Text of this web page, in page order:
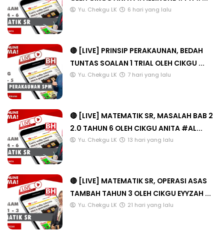
Yu. Chekgu LK 6 hari yang lalu
🔴 [LIVE] PRINSIP PERAKAUNAN, BEDAH
TUNTAS SOALAN 1 TRIAL OLEH CIKGU ...
Yu. Chekgu LK 7 hari yang lalu
🔴 [LIVE] MATEMATIK SR, MASALAH BAB 2
2.0 TAHUN 6 OLEH CIKGU ANITA #AL...
Yu. Chekgu LK 13 hari yang lalu
🔴 [LIVE] MATEMATIK SR, OPERASI ASAS
TAMBAH TAHUN 3 OLEH CIKGU EYYZAH ...
Yu. Chekgu LK 21 hari yang lalu